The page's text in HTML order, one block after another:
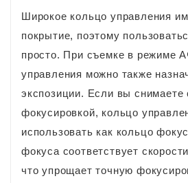
Широкое кольцо управления
покрытие, поэтому
просто. При съемке в режиме
управления можно также
экспозиции. Если вы снимаете
фокусировкой, кольцо
использовать как кольцо
фокуса соответствует
что упрощает точную